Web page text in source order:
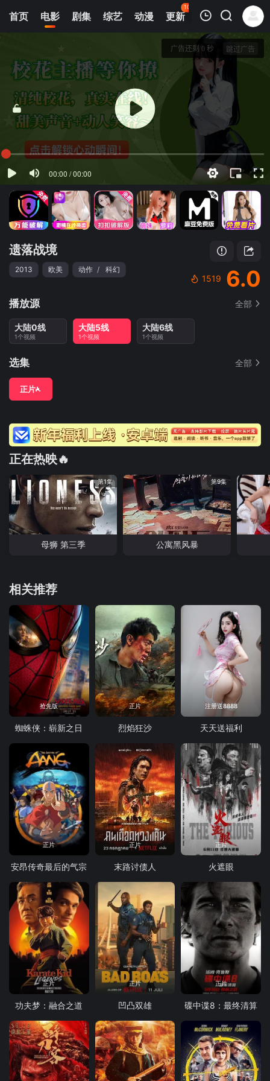
首页 电影 剧集 综艺 动漫 更新
106
热榜 APP
正片
遗落战境
清空
遗落战境
2013 欧美 动作 / 科幻
1519 6.0
播放源 全部
大陆0线
1个视频
大陆5线
1个视频
大陆6线
1个视频
选集 全部
正片
正在热映🔥
第1集
母狮 第三季
第9集
公寓黑风暴
相关推荐
抢先版
蜘蛛侠：崭新之日
正片
烈焰狂沙
注册送8888
天天送福利
正片
安昂传奇最后的气宗
正片
末路讨债人
正片
火遮眼
正片
功夫梦：融合之道
正片
凹凸双雄
正片
碟中谍8：最终清算